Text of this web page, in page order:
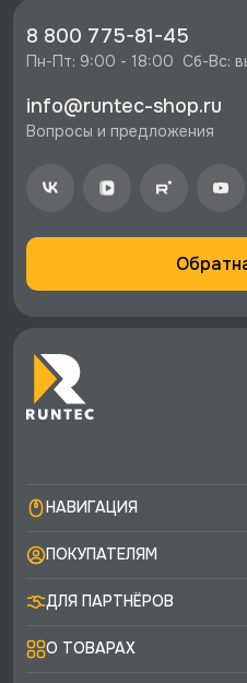
⚡️ Бесплатная
Петербурге и по РФ,
♥️ Наличие товаров,
8 800 775-81-45
Пн-Пт: 9:00 - 18:00  Сб-Вс:
info@runtec-shop.ru
Вопросы и предложения
НАВИГАЦИЯ
ПОКУПАТЕЛЯМ
ДЛЯ ПАРТНЁРОВ
О ТОВАРАХ